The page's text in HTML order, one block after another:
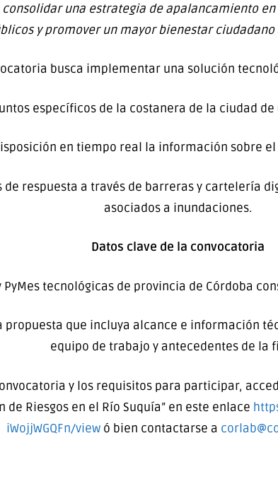
consolidar una estrategia de apalancamiento
y promover un mayor bienestar ciudadano
busca implementar una solución
específicos de la costanera de la ciudad
en tiempo real la información sobre
respuesta a través de barreras y cartelería
asociados a inundaciones.
Datos clave de la convocatoria
tecnológicas de provincia de Córdoba
propuesta que incluya alcance e información
equipo de trabajo y antecedentes de la
y los requisitos para participar,
Riesgos en el Río Suquía” en este enlace
iWojjWGQFn/viewó bien contactarse a